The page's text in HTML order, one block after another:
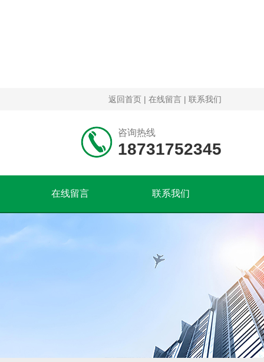
返回首页 | 在线留言 | 联系我们
咨询热线
18731752345
在线留言 联系我们